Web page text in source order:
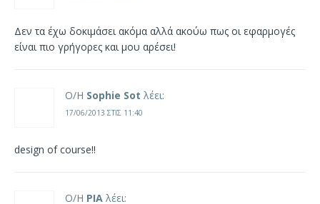
Δεν τα έχω δοκιμάσει ακόμα αλλά ακούω πως οι εφαρμογές
είναι πιο γρήγορες και μου αρέσει!
Ο/Η Sophie Sot λέει:
17/06/2013 ΣΤΙΣ 11:40
design of course!!
Ο/Η ΡΙΑ λέει: